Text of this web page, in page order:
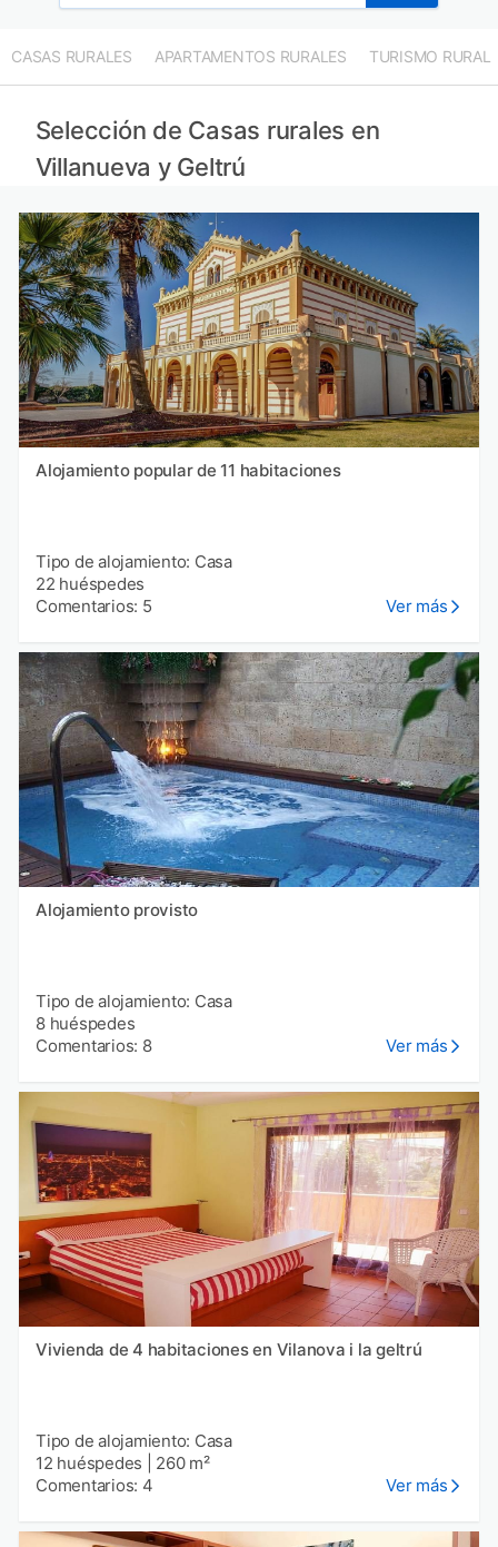
CASAS RURALES APARTAMENTOS RURALES TURISMO RURAL
Selección de Casas rurales en
Villanueva y Geltrú
Alojamiento popular de 11 habitaciones
Tipo de alojamiento: Casa
22 huéspedes
Comentarios: 5
Ver más
Alojamiento provisto
Tipo de alojamiento: Casa
8 huéspedes
Comentarios: 8
Ver más
Vivienda de 4 habitaciones en Vilanova i la geltrú
Tipo de alojamiento: Casa
12 huéspedes
260 m²
Comentarios: 4
Ver más